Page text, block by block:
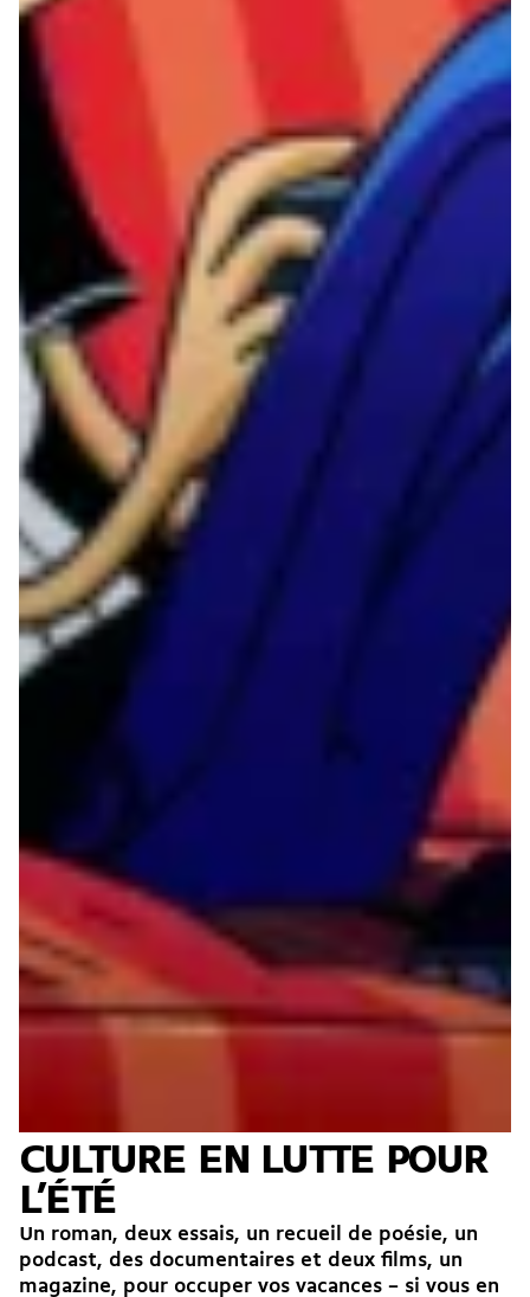
CULTURE EN LUTTE POUR
L’ÉTÉ
Un roman, deux essais, un recueil de poésie, un
podcast, des documentaires et deux films, un
magazine, pour occuper vos vacances – si vous en